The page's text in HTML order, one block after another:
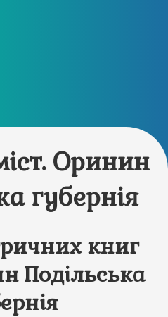
Оринин
губернія
книг
Подільська